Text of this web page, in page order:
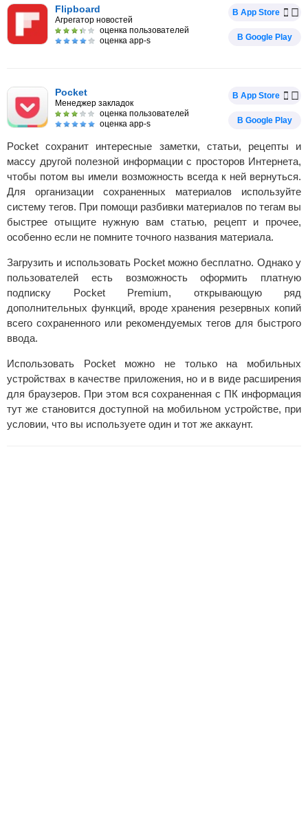
Flipboard
Агрегатор новостей
оценка пользователей
оценка app-s
В App Store
В Google Play
Pocket
Менеджер закладок
оценка пользователей
оценка app-s
В App Store
В Google Play
Pocket сохранит интересные заметки, статьи, рецепты и
массу другой полезной информации с просторов Интернета,
чтобы потом вы имели возможность всегда к ней вернуться.
Для организации сохраненных материалов используйте
систему тегов. При помощи разбивки материалов по тегам вы
быстрее отыщите нужную вам статью, рецепт и прочее,
особенно если не помните точного названия материала.
Загрузить и использовать Pocket можно бесплатно. Однако у
пользователей есть возможность оформить платную
подписку Pocket Premium, открывающую ряд
дополнительных функций, вроде хранения резервных копий
всего сохраненного или рекомендуемых тегов для быстрого
ввода.
Использовать Pocket можно не только на мобильных
устройствах в качестве приложения, но и в виде расширения
для браузеров. При этом вся сохраненная с ПК информация
тут же становится доступной на мобильном устройстве, при
условии, что вы используете один и тот же аккаунт.